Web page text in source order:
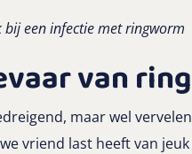
een infectie met ringworm
van
maar wel
vriend last heeft van